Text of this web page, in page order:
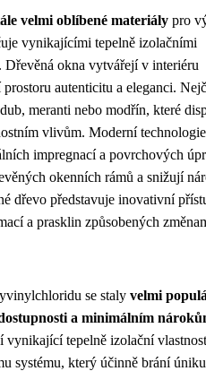
velmi oblíbené materiály pro
vynikajícími tepelně izolačními
okna vytvářejí v interiéru
autenticitu a eleganci.
meranti nebo modřín, které
vlivům. Moderní technologie
impregnací a povrchových
okenních rámů a snižují
dřevo představuje inovativní
a prasklin způsobených
se staly velmi
a minimálním
vynikající tepelně izolační
systému, který účinně brání